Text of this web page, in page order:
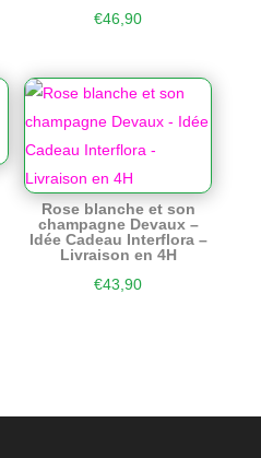
€46,90
Rose blanche et son
champagne Devaux –
Idée Cadeau Interflora –
Livraison en 4H
€43,90